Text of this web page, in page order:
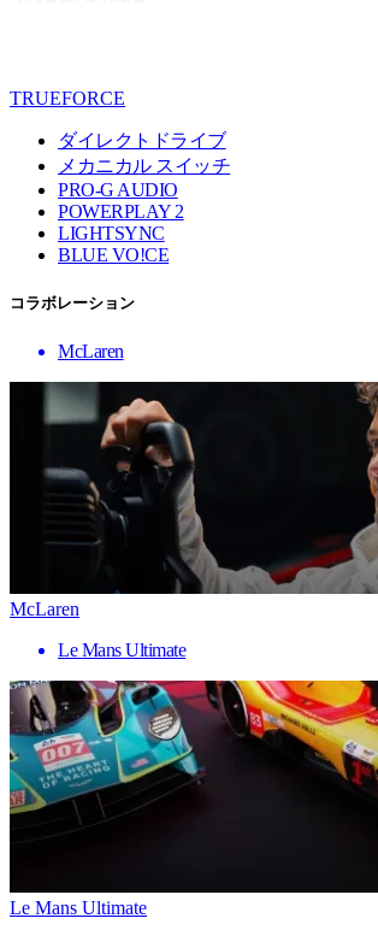
TRUEFORCE
ダイレクトドライブ
メカニカル スイッチ
PRO-G AUDIO
POWERPLAY 2
LIGHTSYNC
BLUE VO!CE
コラボレーション
McLaren
McLaren
Le Mans Ultimate
Le Mans Ultimate